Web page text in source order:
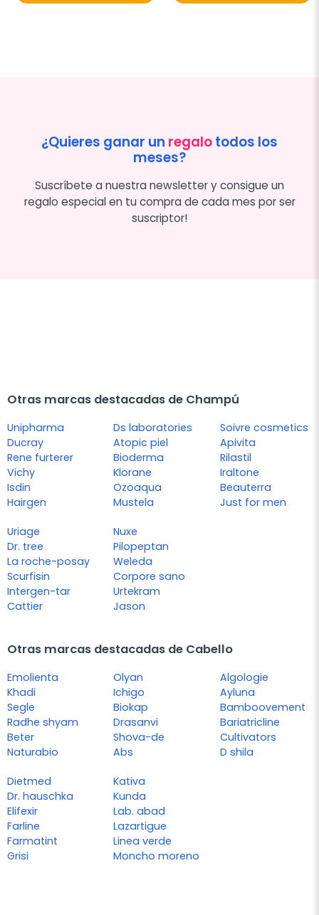
¿Quieres ganar un regalotodos los
meses?
Suscríbete a nuestra newsletter y consigue un
regalo especial en tu compra de cada mes por ser
suscriptor!
Otras marcas destacadas de Champú
Unipharma
Ducray
Rene furterer
Vichy
Isdin
Hairgen
Ds laboratories
Atopic piel
Bioderma
Klorane
Ozoaqua
Mustela
Soivre cosmetics
Apivita
Rilastil
Iraltone
Beauterra
Just for men
Uriage
Dr. tree
La roche-posay
Scurfisin
Intergen-tar
Cattier
Nuxe
Pilopeptan
Weleda
Corpore sano
Urtekram
Jason
Otras marcas destacadas de Cabello
Emolienta
Khadi
Segle
Radhe shyam
Beter
Naturabio
Olyan
Ichigo
Biokap
Drasanvi
Shova-de
Abs
Algologie
Ayluna
Bamboovement
Bariatricline
Cultivators
D shila
Dietmed
Dr. hauschka
Elifexir
Farline
Farmatint
Grisi
Kativa
Kunda
Lab. abad
Lazartigue
Linea verde
Moncho moreno